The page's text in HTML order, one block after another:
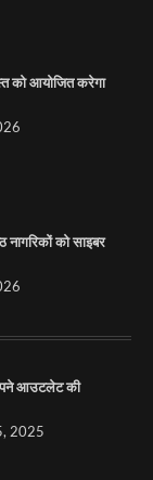
का हरियाणा से
को मिलेगा नया
को आयोजित करेगा
नागरिकों को साइबर
आउटलेट की
2025